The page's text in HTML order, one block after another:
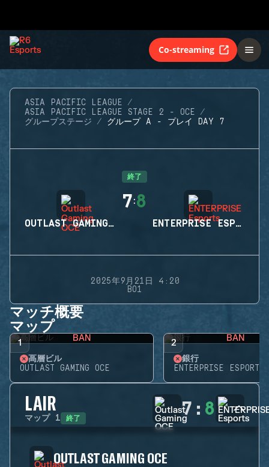
Co-streaming
ASIA PACIFIC LEAGUE
ASIA PACIFIC LEAGUE STAGE 2 - OCE
グループステージ
グループ A - プレイ DAY 7
終了
OUTLAST GAMING OCE
7:8
ENTERPRISE ESPORTS
2025年9月21日 4:20
BO1
マッチ概要
マップ
1 BAN
高層ビル
OUTLAST GAMING OCE
2 BAN
銀行
ENTERPRISE ESPORTS
LAIR
マップ 1 終了 7 : 8
OUTLAST GAMING OCE